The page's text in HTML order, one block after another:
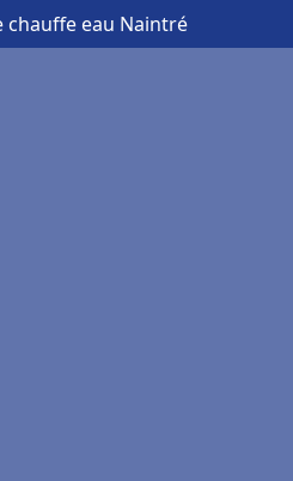
chauffe eau Naintré